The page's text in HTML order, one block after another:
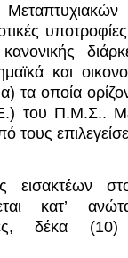
και
τα οποία
του Π.Μ.Σ..
τους
εισακτέων
κατ’
ριες, δέκα